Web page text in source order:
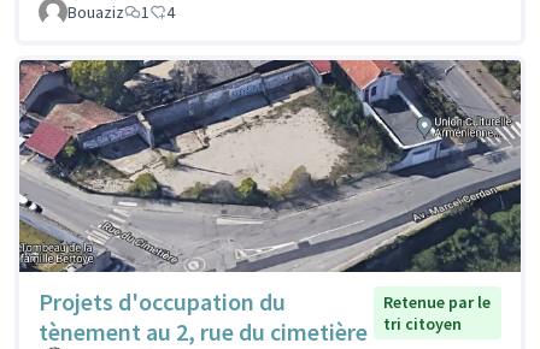
Bouaziz
1 4
Projets d'occupation du
tènement au 2, rue du cimetière
Retenue par le
tri citoyen